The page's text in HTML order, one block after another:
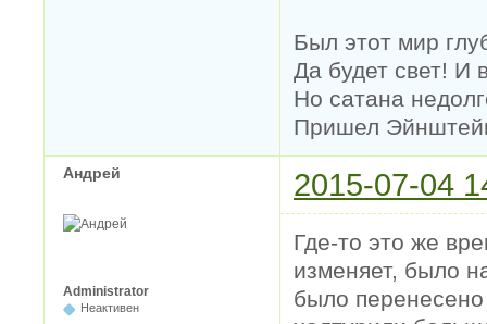
Был этот мир
Да будет свет! И
Но сатана
Пришел
Андрей 2015-07-04
Administrator
Неактивен
Где-то это же
изменяет, было
было